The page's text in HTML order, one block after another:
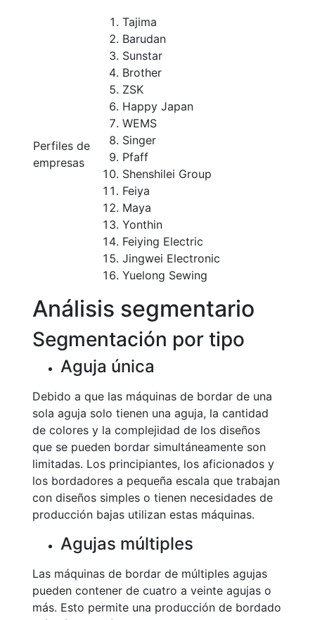
Perfiles de
empresas
Tajima
Barudan
Sunstar
Brother
ZSK
Happy Japan
WEMS
Singer
Pfaff
Shenshilei Group
Feiya
Maya
Yonthin
Feiying Electric
Jingwei Electronic
Yuelong Sewing
Análisis segmentario
Segmentación por tipo
Aguja única
Debido a que las máquinas de bordar de una
sola aguja solo tienen una aguja, la cantidad
de colores y la complejidad de los diseños
que se pueden bordar simultáneamente son
limitadas. Los principiantes, los aficionados y
los bordadores a pequeña escala que trabajan
con diseños simples o tienen necesidades de
producción bajas utilizan estas máquinas.
Agujas múltiples
Las máquinas de bordar de múltiples agujas
pueden contener de cuatro a veinte agujas o
más. Esto permite una producción de bordado